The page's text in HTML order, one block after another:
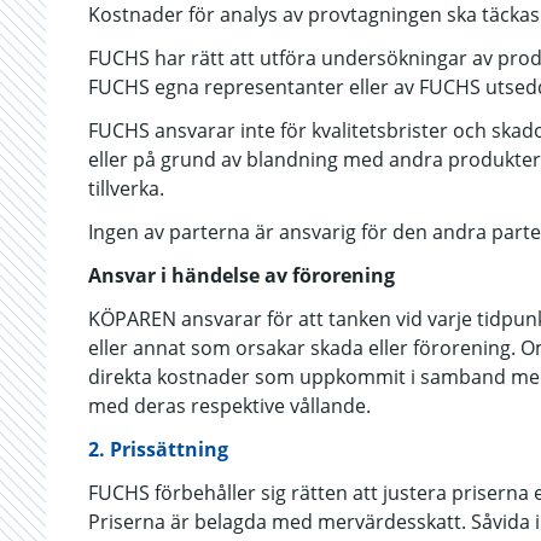
Kostnader för analys av provtagningen ska
FUCHS har rätt att utföra undersökningar av
FUCHS egna representanter eller av FUCHS
FUCHS ansvarar inte för kvalitetsbrister och
eller på grund av blandning med andra
tillverka.
Ingen av parterna är ansvarig för den andra
Ansvar i händelse av förorening
KÖPAREN ansvarar för att tanken vid varje
eller annat som orsakar skada eller förorening.
direkta kostnader som uppkommit i samband
med deras respektive vållande.
2. Prissättning
FUCHS förbehåller sig rätten att justera
Priserna är belagda med mervärdesskatt.